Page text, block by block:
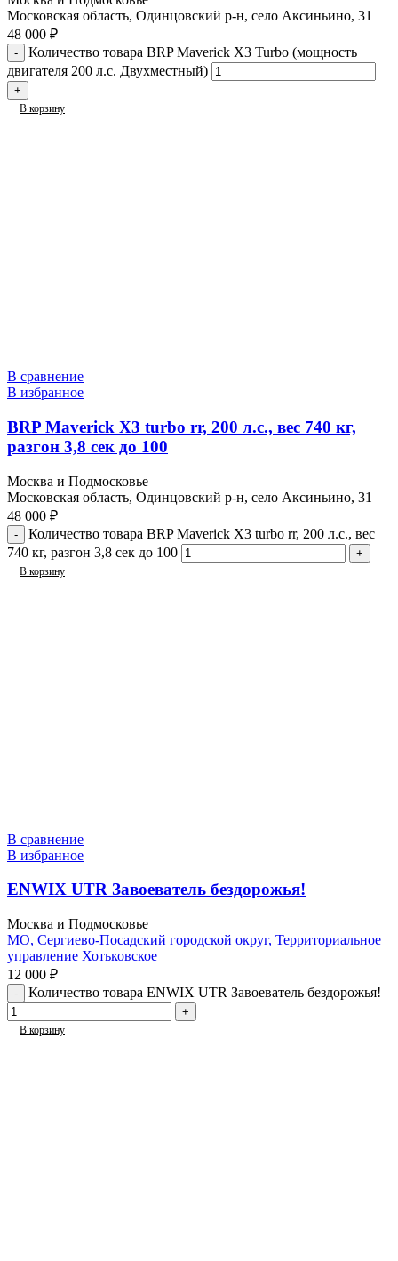
Московская область, Одинцовский р-н, село Аксиньино, 31
48 000 ₽
Количество товара BRP Maverick X3 Turbo (мощность
двигателя 200 л.с. Двухместный)
В корзину
В сравнение
В избранное
BRP Maverick X3 turbo rr, 200 л.с., вес 740 кг,
разгон 3,8 сек до 100
Москва и Подмосковье
Московская область, Одинцовский р-н, село Аксиньино, 31
48 000 ₽
Количество товара BRP Maverick X3 turbo rr, 200 л.с., вес
740 кг, разгон 3,8 сек до 100
В корзину
В сравнение
В избранное
ENWIX UTR Завоеватель бездорожья!
Москва и Подмосковье
МО, Сергиево-Посадский городской округ, Территориальное
управление Хотьковское
12 000 ₽
Количество товара ENWIX UTR Завоеватель бездорожья!
В корзину